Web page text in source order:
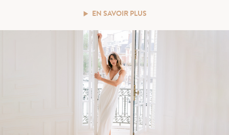
EN SAVOIR PLUS